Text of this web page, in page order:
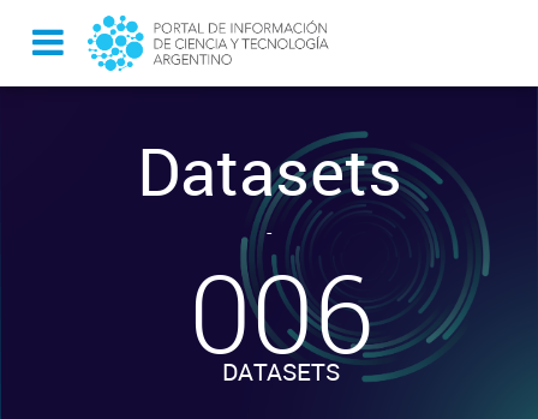
Datasets
-
006
DATASETS